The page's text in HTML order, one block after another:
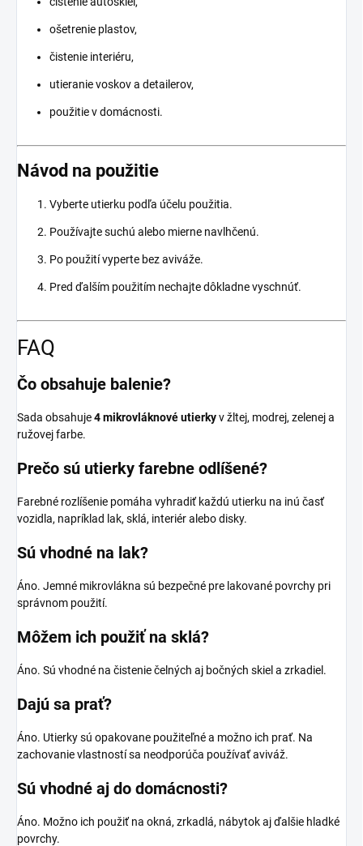
ošetrenie plastov,
čistenie interiéru,
utieranie voskov a detailerov,
použitie v domácnosti.
Návod na použitie
Vyberte utierku podľa účelu použitia.
Používajte suchú alebo mierne navlhčenú.
Po použití vyperte bez aviváže.
Pred ďalším použitím nechajte dôkladne vyschnúť.
FAQ
Čo obsahuje balenie?
Sada obsahuje4 mikrovláknové utierkyv žltej, modrej, zelenej a
ružovej farbe.
Prečo sú utierky farebne odlíšené?
Farebné rozlíšenie pomáha vyhradiť každú utierku na inú časť
vozidla, napríklad lak, sklá, interiér alebo disky.
Sú vhodné na lak?
Áno. Jemné mikrovlákna sú bezpečné pre lakované povrchy pri
správnom použití.
Môžem ich použiť na sklá?
Áno. Sú vhodné na čistenie čelných aj bočných skiel a zrkadiel.
Dajú sa prať?
Áno. Utierky sú opakovane použiteľné a možno ich prať. Na
zachovanie vlastností sa neodporúča používať aviváž.
Sú vhodné aj do domácnosti?
Áno. Možno ich použiť na okná, zrkadlá, nábytok aj ďalšie hladké
povrchy.